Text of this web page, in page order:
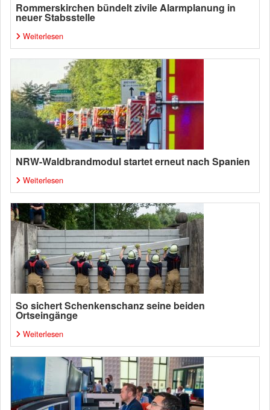
Rommerskirchen bündelt zivile Alarmplanung in
neuer Stabsstelle
Weiterlesen
NRW-Waldbrandmodul startet erneut nach Spanien
Weiterlesen
So sichert Schenkenschanz seine beiden
Ortseingänge
Weiterlesen